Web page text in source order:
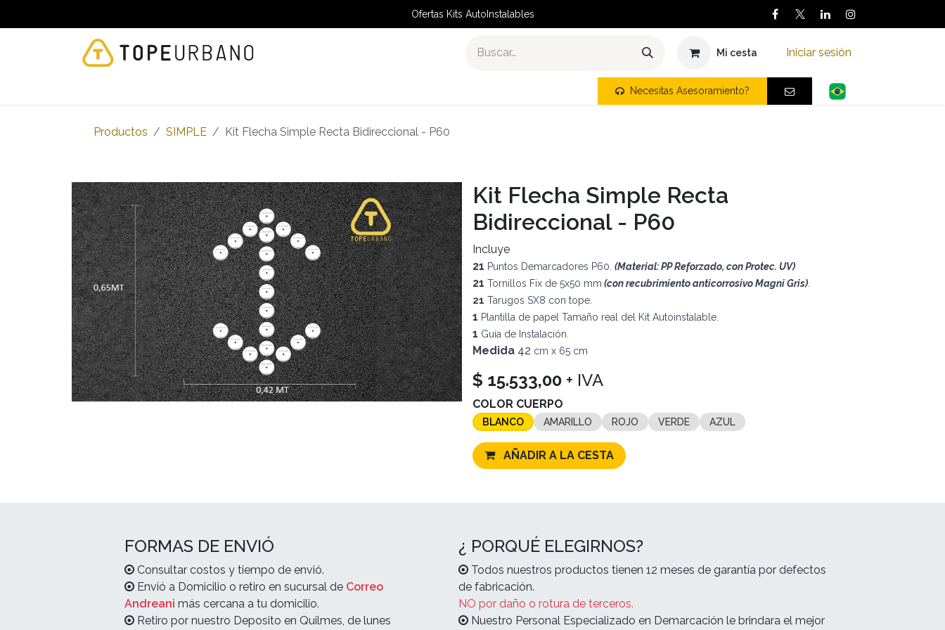
Ofertas Kits AutoInstalables
Mi cesta Iniciar sesión
Necesitas Asesoramiento?
Productos SIMPLE Kit Flecha Simple Recta Bidireccional - P60
Kit Flecha Simple Recta
Bidireccional - P60
Incluye
21 Puntos Demarcadores P60. (Material: PP Reforzado, con Protec. UV)
21 Tornillos Fix de 5x50 mm (con recubrimiento anticorrosivo Magni Gris)
21 Tarugos SX8 con tope.
1 Plantilla de papel Tamaño real del Kit Autoinstalable.
1 Guía de Instalación.
Medida 42 cm x 65 cm
$ 15.533,00 + IVA
COLOR CUERPO
BLANCO AMARILLO ROJO VERDE AZUL
AÑADIR A LA CESTA
FORMAS DE ENVIÓ
Consultar costos y tiempo de envió.
Envió a Domicilio o retiro en sucursal de Correo
Andreani más cercana a tu domicilio.
Retiro por nuestro Deposito en Quilmes, de lunes
¿ PORQUÉ ELEGIRNOS?
Todos nuestros productos tienen 12 meses de garantía por defectos
de fabricación.
NO por daño o rotura de terceros.
Nuestro Personal Especializado en Demarcación le brindara el mejor